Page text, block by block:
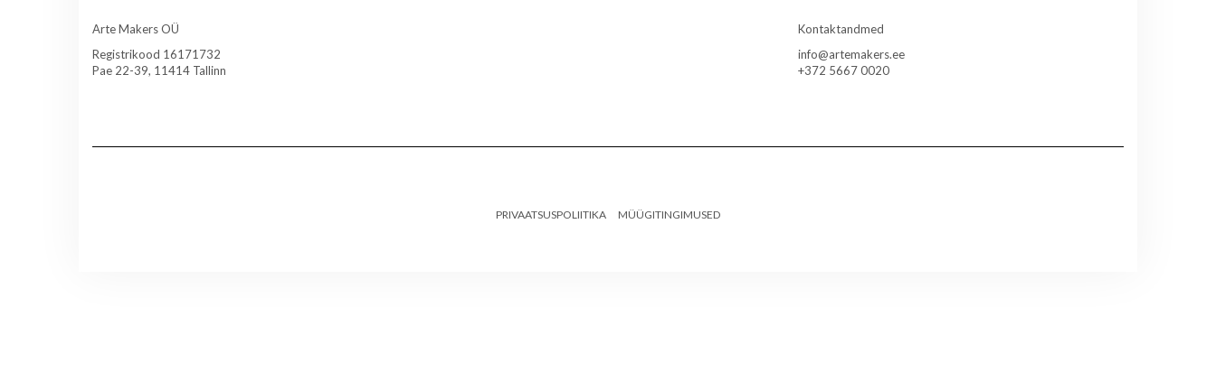
Arte Makers OÜ
Registrikood 16171732
Pae 22-39, 11414 Tallinn
Kontaktandmed
info@artemakers.ee
+372 5667 0020
PRIVAATSUSPOLIITIKA MÜÜGITINGIMUSED